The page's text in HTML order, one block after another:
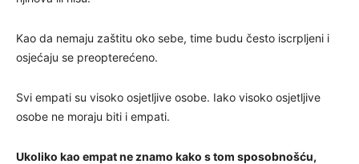
Kao da nemaju zaštitu oko sebe, time budu često iscrpljeni i
osjećaju se preopterećeno.
Svi empati su visoko osjetljive osobe. Iako visoko osjetljive
osobe ne moraju biti i empati.
Ukoliko kao empat ne znamo kako s tom sposobnošću,